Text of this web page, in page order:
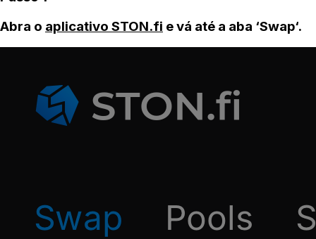
Abra o aplicativo STON.fi e vá até a aba ‘Swap‘.